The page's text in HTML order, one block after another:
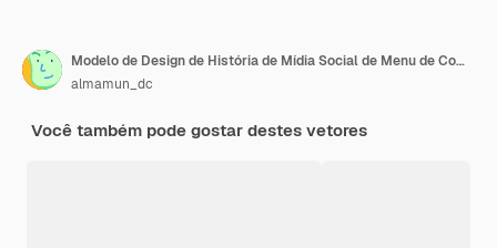
Modelo de Design de História de Mídia Social de Menu de Comida Especial
almamun_dc
Você também pode gostar destes vetores